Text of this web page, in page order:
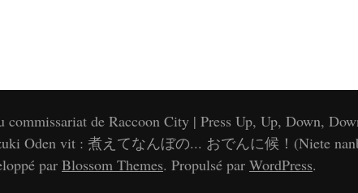
commissariat de Raccoon City | Press Up, Up, Down,
Oden vit : 煮えてなんぼの... おでんに候！(Niete
par Blossom Themes. Propulsé par WordPress.